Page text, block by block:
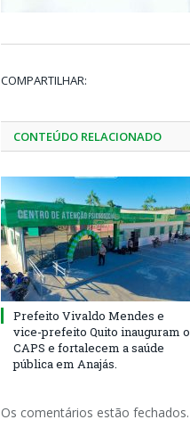
COMPARTILHAR:
CONTEÚDO RELACIONADO
Prefeito Vivaldo Mendes e
vice-prefeito Quito inauguram o
CAPS e fortalecem a saúde
pública em Anajás.
Os comentários estão fechados.